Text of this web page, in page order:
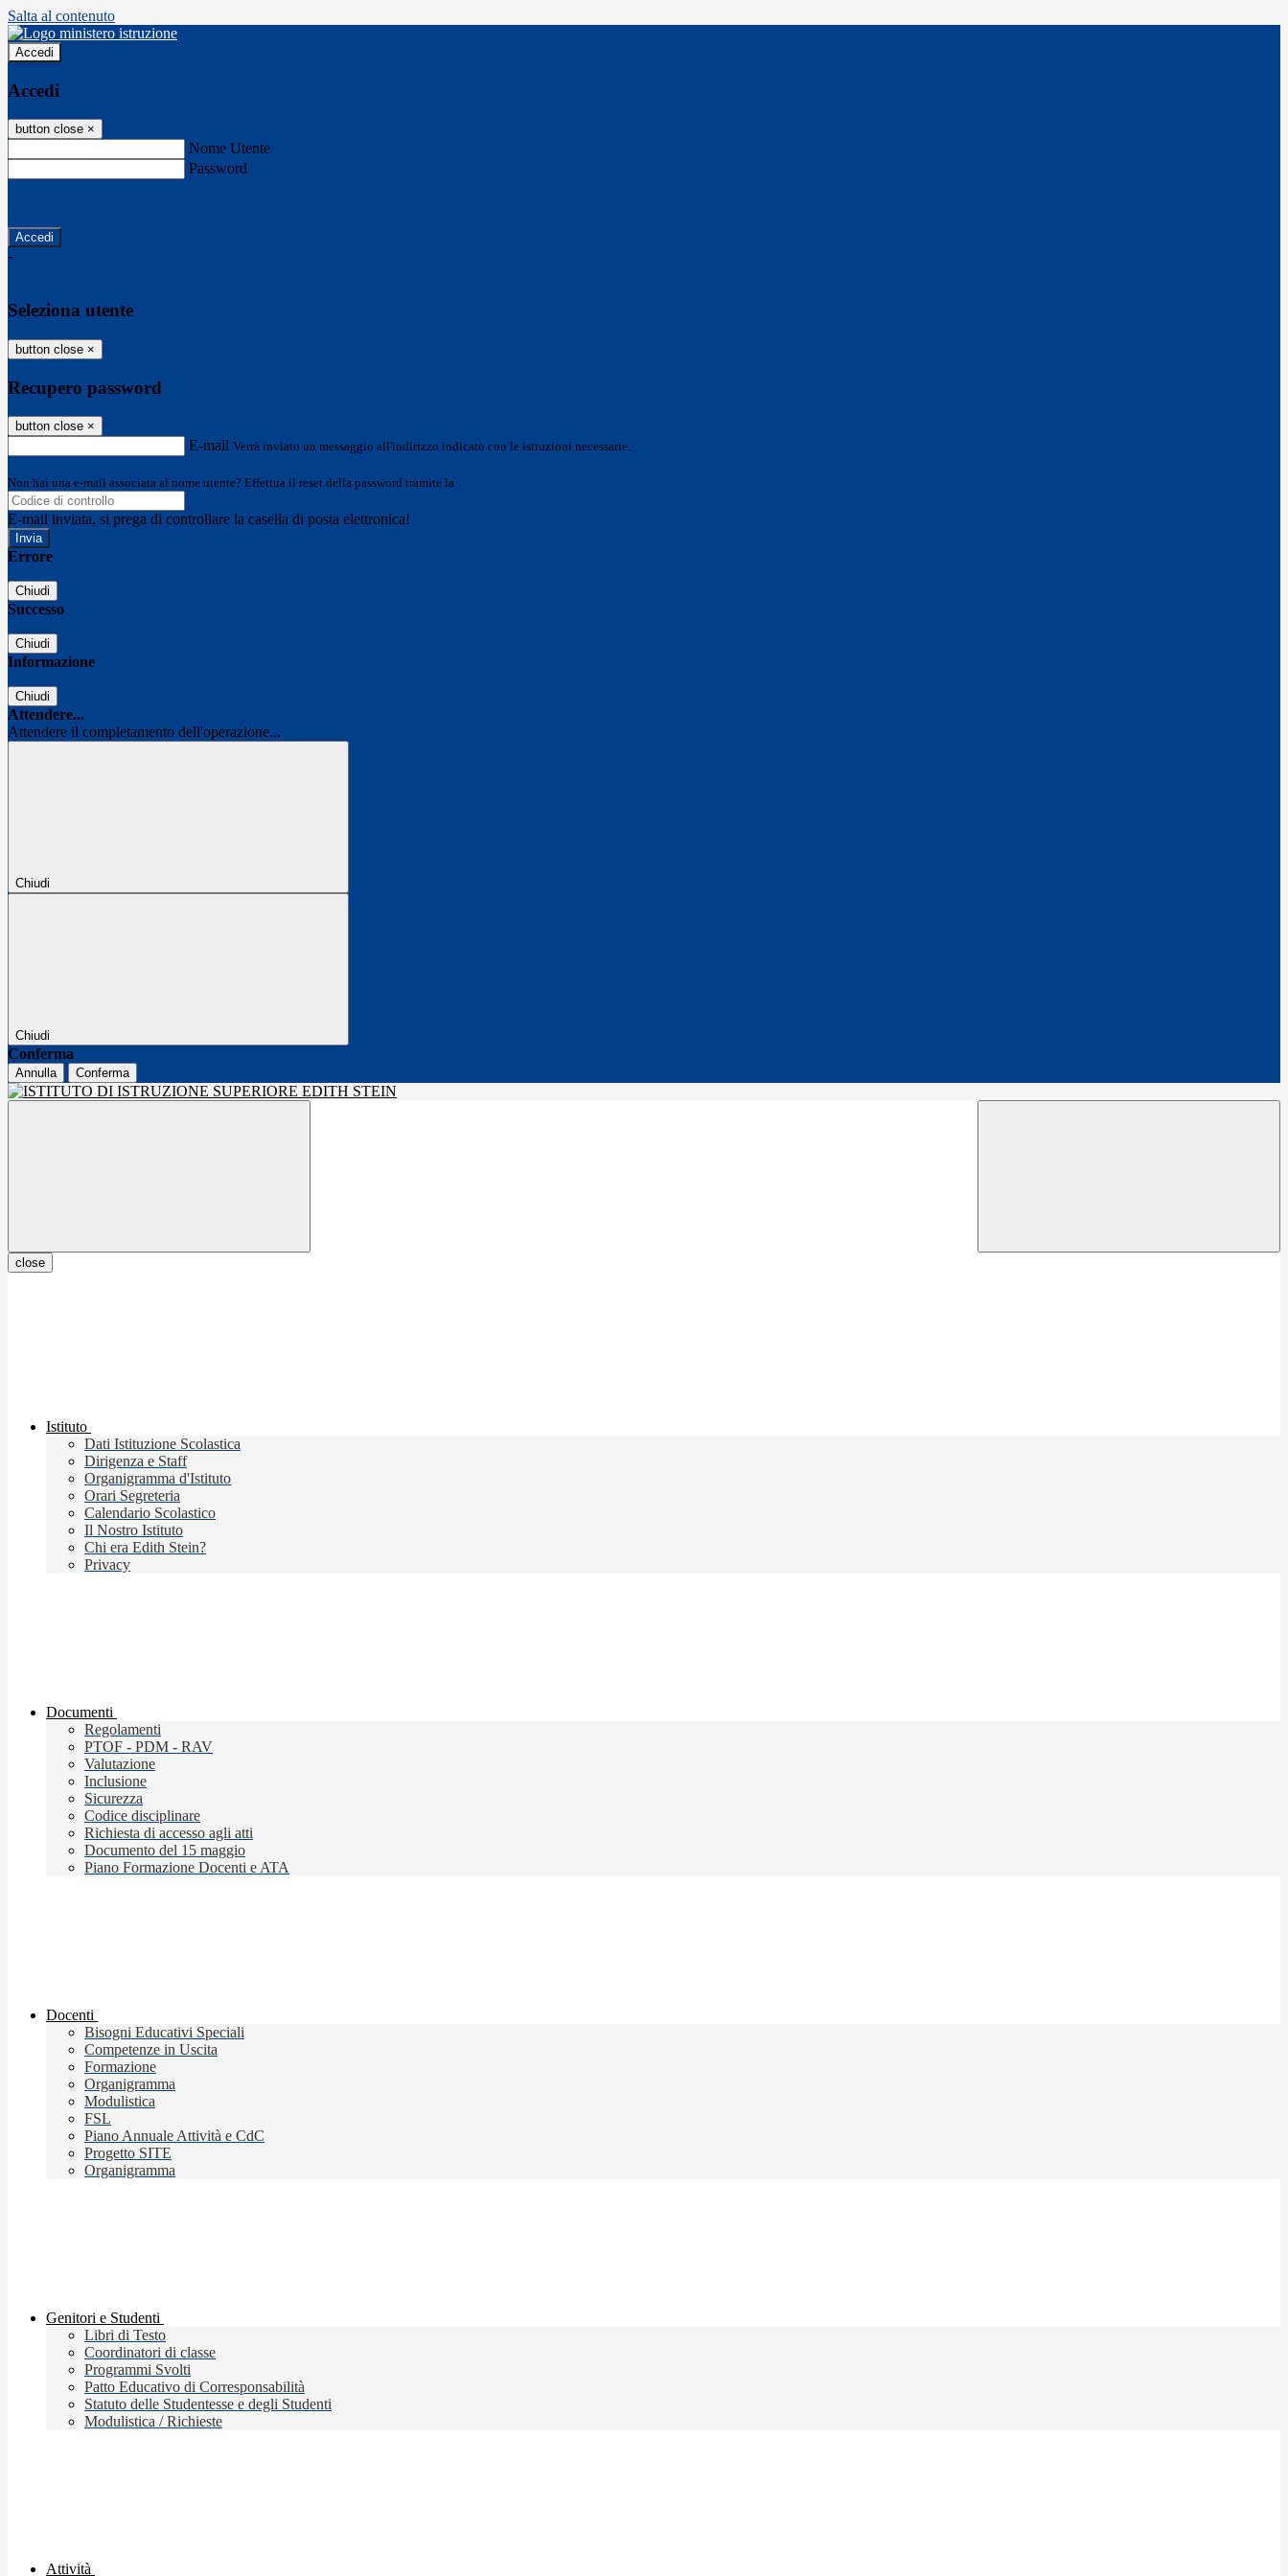
Salta al contenuto
Accedi
Accedi
button close ×
Nome Utente
Password
-
Seleziona utente
button close ×
Recupero password
button close ×
E-mail Verrà inviato un messaggio all'indirizzo indicato con le istruzioni necessarie.
Non hai una e-mail associata al nome utente? Effettua il reset della password tramite la
E-mail inviata, si prega di controllare la casella di posta elettronica!
Errore
Chiudi
Successo
Chiudi
Informazione
Chiudi
Attendere...
Attendere il completamento dell'operazione...
Chiudi
Chiudi
Conferma
Annulla Conferma
close
Istituto
Dati Istituzione Scolastica
Dirigenza e Staff
Organigramma d'Istituto
Orari Segreteria
Calendario Scolastico
Il Nostro Istituto
Chi era Edith Stein?
Privacy
Documenti
Regolamenti
PTOF - PDM - RAV
Valutazione
Inclusione
Sicurezza
Codice disciplinare
Richiesta di accesso agli atti
Documento del 15 maggio
Piano Formazione Docenti e ATA
Docenti
Bisogni Educativi Speciali
Competenze in Uscita
Formazione
Organigramma
Modulistica
FSL
Piano Annuale Attività e CdC
Progetto SITE
Organigramma
Genitori e Studenti
Libri di Testo
Coordinatori di classe
Programmi Svolti
Patto Educativo di Corresponsabilità
Statuto delle Studentesse e degli Studenti
Modulistica / Richieste
Attività